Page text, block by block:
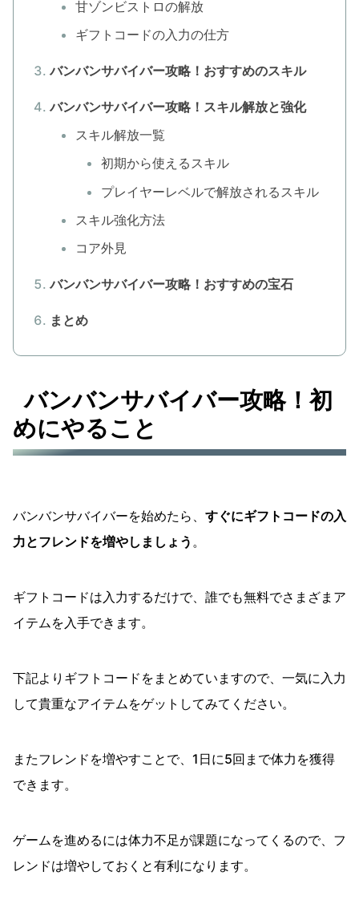
甘ゾンビストロの解放
ギフトコードの入力の仕方
バンバンサバイバー攻略！おすすめのスキル
バンバンサバイバー攻略！スキル解放と強化
スキル解放一覧
初期から使えるスキル
プレイヤーレベルで解放されるスキル
スキル強化方法
コア外見
バンバンサバイバー攻略！おすすめの宝石
まとめ
バンバンサバイバー攻略！初
めにやること
バンバンサバイバーを始めたら、 すぐにギフトコードの入
力とフレンドを増やしましょう 。
ギフトコードは入力するだけで、誰でも無料でさまざまア
イテムを入手できます。
下記よりギフトコードをまとめていますので、一気に入力
して貴重なアイテムをゲットしてみてください。
またフレンドを増やすことで、1日に5回まで体力を獲得
できます。
ゲームを進めるには体力不足が課題になってくるので、フ
レンドは増やしておくと有利になります。